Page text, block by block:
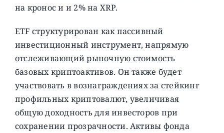
на кронос и и 2% на XRP.
ETF структурирован как пассивный
инвестиционный инструмент, напрямую
отслеживающий рыночную стоимость
базовых криптоактивов. Он также будет
участвовать в вознаграждениях за стейкинг
профильных криптовалют, увеличивая
общую доходность для инвесторов при
сохранении прозрачности. Активы фонда